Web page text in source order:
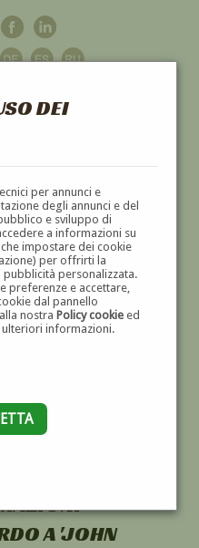
DEI
per annunci e
degli annunci e del
e sviluppo di
a informazioni su
impostare dei cookie
per offrirti la
personalizzata.
preferenze e accettare,
dal pannello
nostra Policy cookieed
informazioni.
'800 E '900
A 'JOHN